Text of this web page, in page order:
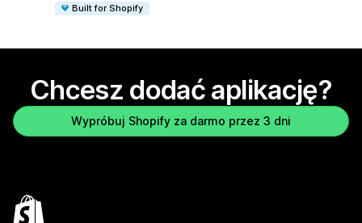
Built for Shopify
Chcesz dodać aplikację?
Wypróbuj Shopify za darmo przez 3 dni